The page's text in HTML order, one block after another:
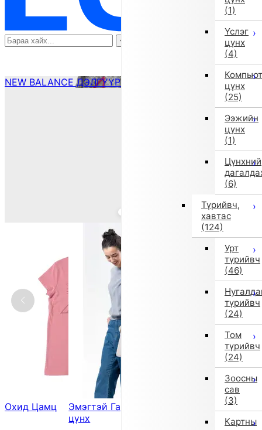
(1)
Үслэг
цүнх
(4)
цүнх
(25)
Ээжийн
цүнх
(1)
Цүнхний
(6)
Түрийвч,
хавтас
(124)
Урт
түрийвч
(46)
түрийвч
(24)
Том
түрийвч
(24)
Зоосны
сав
(3)
Картны
NEW BALANCE ДЭЛГҮҮР ҮЗЭХ
Охид Цамц Эмэгтэй Гар
цүнх
Хөвгүүд
Малгай